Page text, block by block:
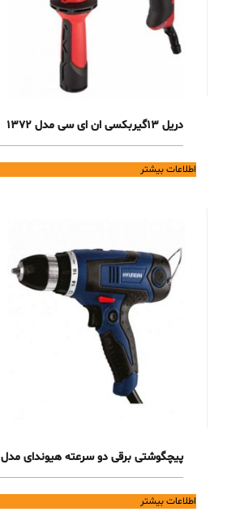
دریل 13گیربکسی ان ای سی مدل 1372
اطلاعات بیشتر
پیچگوشتی برقی دو سرعته هیوندای مدل HP232-DD
اطلاعات بیشتر